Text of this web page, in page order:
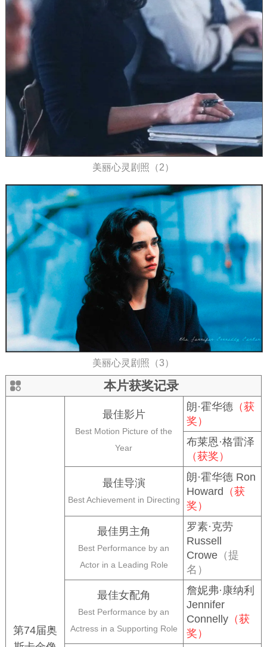
美丽心灵剧照（2）
美丽心灵剧照（3）
本片获奖记录
第74届奥
最佳影片
Best Motion Picture of the
Year
朗·霍华德（获
奖）
布莱恩·格雷泽
（获奖）
最佳导演
Best Achievement in Directing
朗·霍华德 Ron
Howard （获
奖）
最佳男主角
Best Performance by an
Actor in a Leading Role
罗素·克劳
Russell
Crowe（提
名）
最佳女配角
Best Performance by an
Actress in a Supporting Role
詹妮弗·康纳利
Jennifer
Connelly（获
奖）